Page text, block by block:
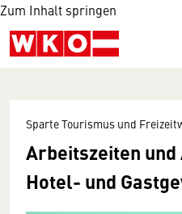
Zum Inhalt springen
Sparte Tourismus und
Arbeitszeiten
Hotel- und